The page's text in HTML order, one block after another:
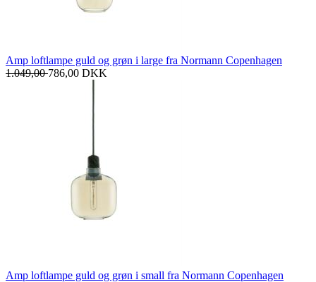
Amp loftlampe guld og grøn i large fra Normann Copenhagen
1.049,00786,00 DKK
Amp loftlampe guld og grøn i small fra Normann Copenhagen